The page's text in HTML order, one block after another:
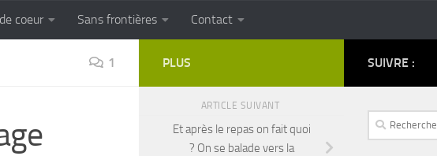
Cuisine populaire des terroirs
coeur Sans frontières Contact
1 SUIVRE :
Rechercher :
PLUS
ARTICLE SUIVANT
Et après le repas on fait quoi
? On se balade vers la